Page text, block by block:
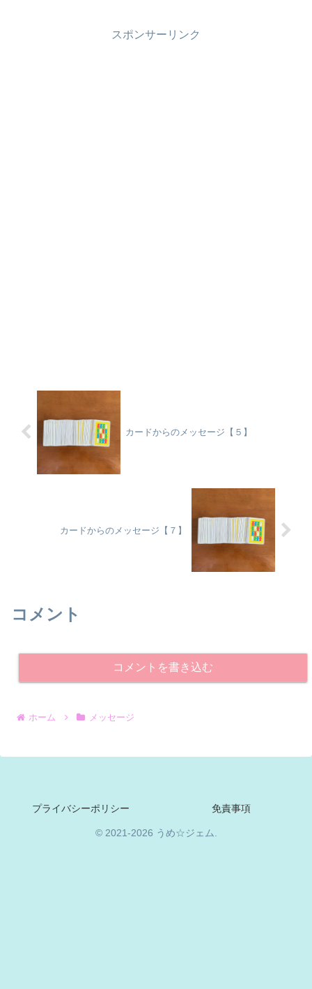
...
スポンサーリンク
カードからのメッセージ【５】
カードからのメッセージ【７】
コメント
コメントを書き込む
ホーム メッセージ
プライバシーポリシー 免責事項
© 2021-2026 うめ☆ジェム.